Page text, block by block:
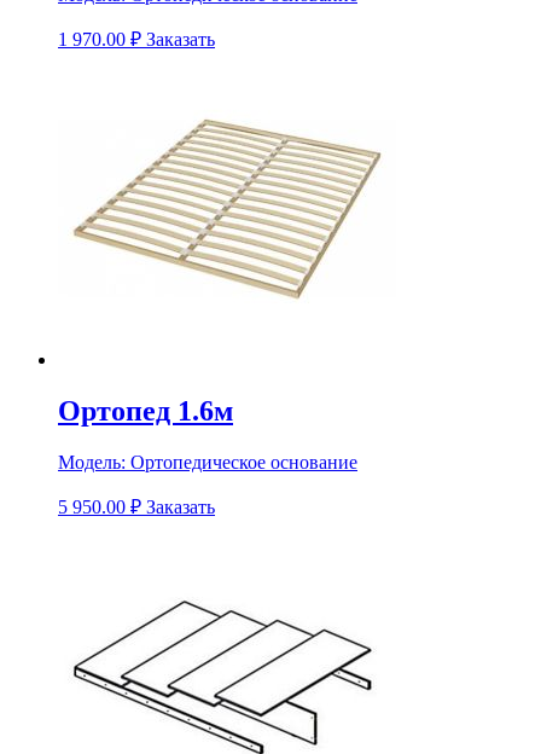
1 970.00 ₽ Заказать
Ортопед 1.6м
Модель: Ортопедическое основание
5 950.00 ₽ Заказать